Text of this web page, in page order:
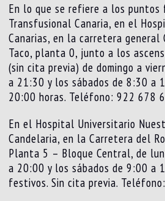
En lo que se refiere a los puntos
Transfusional Canaria, en el
Canarias, en la carretera general
Taco, planta 0, junto a los
(sin cita previa) de domingo a
a 21:30 y los sábados de 8:30 a
20:00 horas. Teléfono: 922 678
En el Hospital Universitario
Candelaria, en la Carretera del
Planta 5 – Bloque Central, de
a 20:00 y los sábados de 9:00 a
festivos. Sin cita previa.